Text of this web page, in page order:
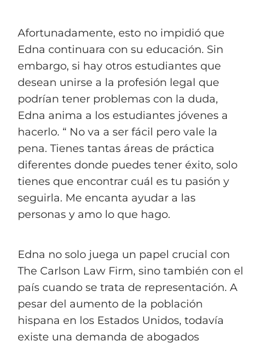
Afortunadamente, esto no impidió que
Edna continuara con su educación. Sin
embargo, si hay otros estudiantes que
desean unirse a la profesión legal que
podrían tener problemas con la duda,
Edna anima a los estudiantes jóvenes a
hacerlo. “ No va a ser fácil pero vale la
pena. Tienes tantas áreas de práctica
diferentes donde puedes tener éxito, solo
tienes que encontrar cuál es tu pasión y
seguirla. Me encanta ayudar a las
personas y amo lo que hago.
Edna no solo juega un papel crucial con
The Carlson Law Firm, sino también con el
país cuando se trata de representación. A
pesar del aumento de la población
hispana en los Estados Unidos, todavía
existe una demanda de abogados